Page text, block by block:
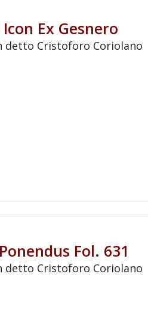
Ex Gesnero
detto Cristoforo Coriolano
Fol. 631
detto Cristoforo Coriolano